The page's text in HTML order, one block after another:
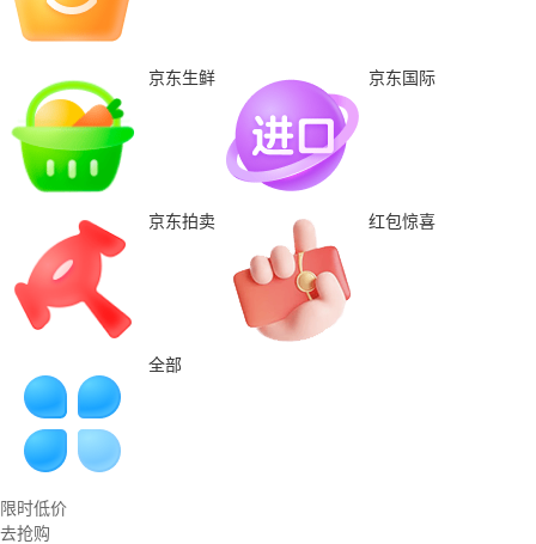
京东生鲜 京东国际
京东拍卖 红包惊喜
全部
限时低价
去抢购